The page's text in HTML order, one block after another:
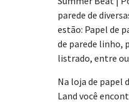
parede de
estão: Papel de
de parede linho,
listrado, entre
Na loja de papel
Land você